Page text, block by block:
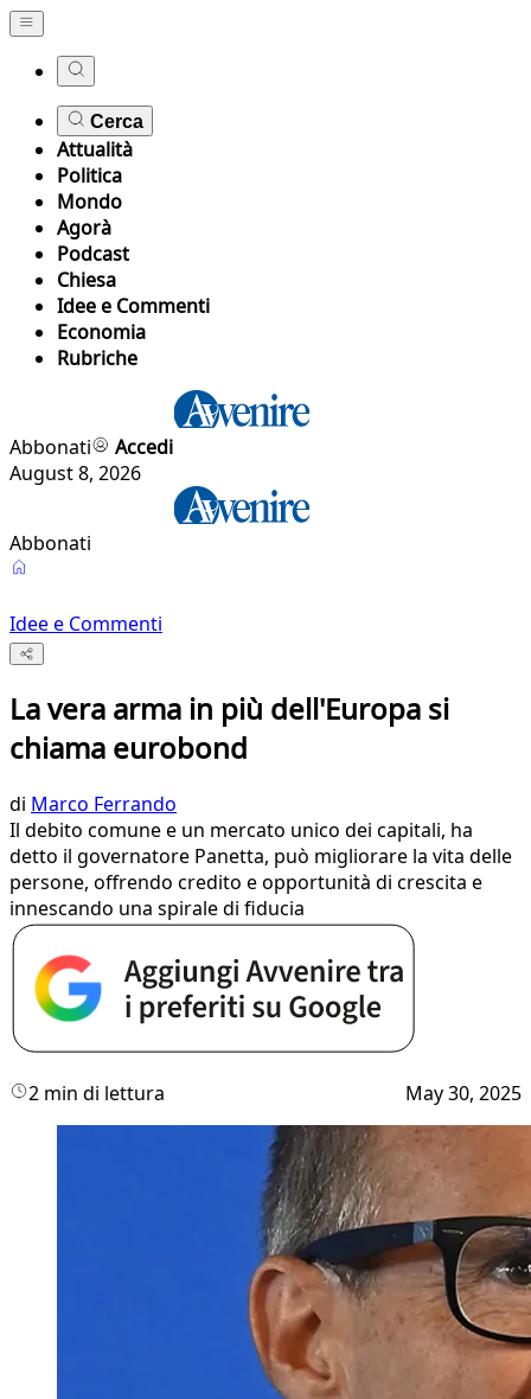
Cerca
Attualità
Politica
Mondo
Agorà
Podcast
Chiesa
Idee e Commenti
Economia
Rubriche
Abbonati
Accedi
August 8, 2026
Abbonati
Idee e Commenti
La vera arma in più dell'Europa si
chiama eurobond
di Marco Ferrando
Il debito comune e un mercato unico dei capitali, ha
detto il governatore Panetta, può migliorare la vita delle
persone, offrendo credito e opportunità di crescita e
innescando una spirale di fiducia
2 min di lettura May 30, 2025